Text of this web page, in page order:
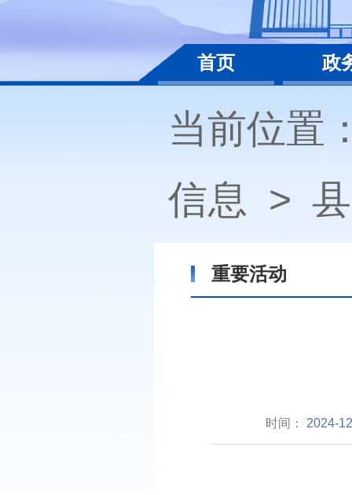
首页 政
当前位置
信息 >
重要活动
时间： 2024-